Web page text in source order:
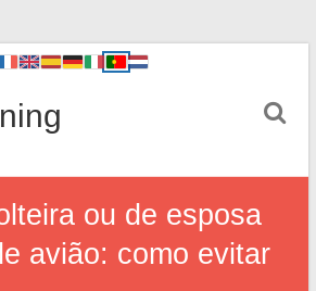
ou de esposa
avião: como evitar